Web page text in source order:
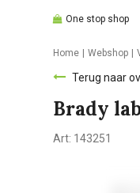
One stop shop
Home Webshop
Terug naar
Brady
Art: 143251